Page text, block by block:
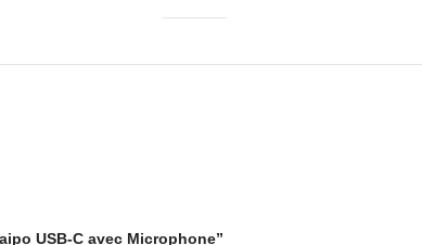
commander.
USB-C avec Microphone”